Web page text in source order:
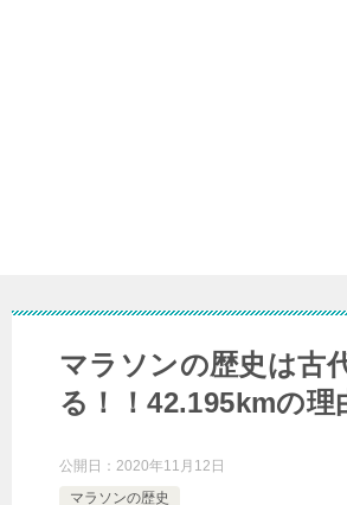
マラソンの歴史は古
る！！42.195kmの理
公開日： 2020年11月12日
マラソンの歴史